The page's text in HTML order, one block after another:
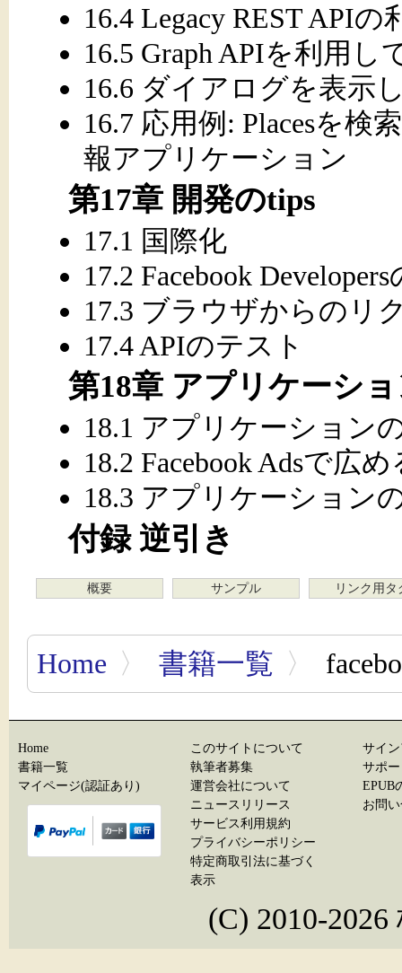
16.4 Legacy REST APIの
16.5 Graph APIを利用し
16.6 ダイアログを表示
16.7 応用例: Placesを検
報アプリケーション
第17章 開発のtips
17.1 国際化
17.2 Facebook
17.3 ブラウザからのリ
17.4 APIのテスト
第18章 アプリケーシ
18.1 アプリケーション
18.2 Facebook Adsで広め
18.3 アプリケーション
付録 逆引き
概要 サンプル リンク用タ
Home 〉 書籍一覧 〉
Home
書籍一覧
マイページ(認証あり)
このサイトについて
執筆者募集
運営会社について
ニュースリリース
サービス利用規約
プライバシーポリシー
特定商取引法に基づく
表示
サイ
サポ
EPUB
お問
(C) 2010-